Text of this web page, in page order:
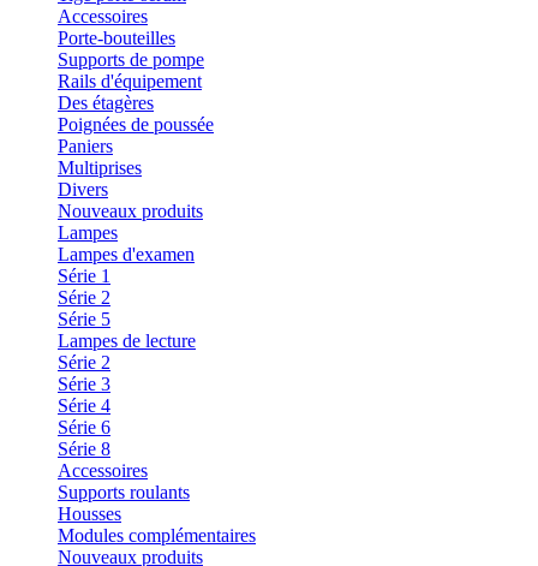
Accessoires
Porte-bouteilles
Supports de pompe
Rails d'équipement
Des étagères
Poignées de poussée
Paniers
Multiprises
Divers
Nouveaux produits
Lampes
Lampes d'examen
Série 1
Série 2
Série 5
Lampes de lecture
Série 2
Série 3
Série 4
Série 6
Série 8
Accessoires
Supports roulants
Housses
Modules complémentaires
Nouveaux produits